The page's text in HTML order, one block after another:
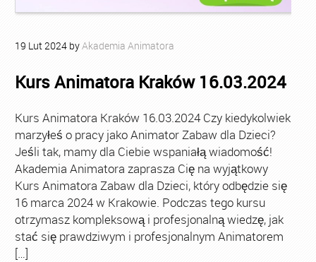
19 Lut 2024 byAkademia Animatora
Kurs Animatora Kraków 16.03.2024
Kurs Animatora Kraków 16.03.2024 Czy kiedykolwiek
marzyłeś o pracy jako Animator Zabaw dla Dzieci?
Jeśli tak, mamy dla Ciebie wspaniałą wiadomość!
Akademia Animatora zaprasza Cię na wyjątkowy
Kurs Animatora Zabaw dla Dzieci, który odbędzie się
16 marca 2024 w Krakowie. Podczas tego kursu
otrzymasz kompleksową i profesjonalną wiedzę, jak
stać się prawdziwym i profesjonalnym Animatorem
[…]